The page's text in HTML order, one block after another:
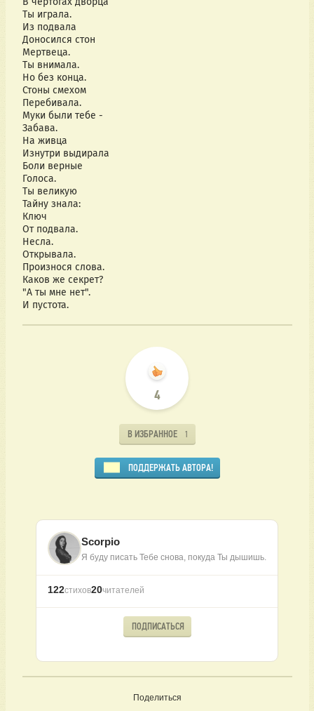
Ты играла.
Из подвала
Доносился стон
Мертвеца.
Ты внимала.
Но без конца.
Стоны смехом
Перебивала.
Муки были тебе -
Забава.
На живца
Изнутри выдирала
Боли верные
Голоса.
Ты великую
Тайну знала:
Ключ
От подвала.
Несла.
Открывала.
Произнося слова.
Каков же секрет?
"А ты мне нет".
И пустота.
4
В ИЗБРАННОЕ 1
ПОДДЕРЖАТЬ АВТОРА!
Scorpio
Я буду писать Тебе снова, покуда Ты дышишь.
122стихов20читателей
ПОДПИСАТЬСЯ
Поделиться